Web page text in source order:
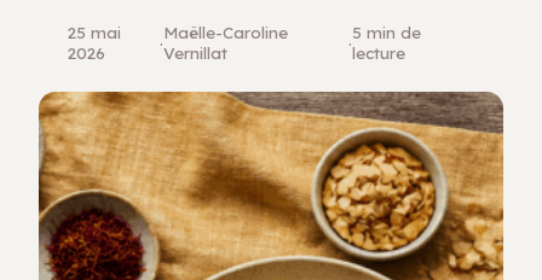
25 mai
2026
·Maëlle-Caroline
Vernillat
·5 min de
lecture